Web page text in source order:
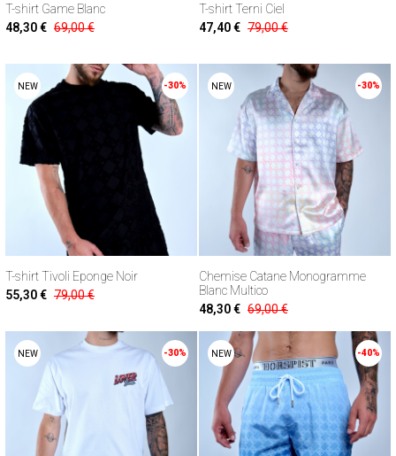
T-shirt Game Blanc
48,30 € 69,00 €
T-shirt Terni Ciel
47,40 € 79,00 €
NEW -30%
T-shirt Tivoli Eponge Noir
55,30 € 79,00 €
NEW -30%
Chemise Catane Monogramme
Blanc Multico
48,30 € 69,00 €
NEW -30% NEW -40%